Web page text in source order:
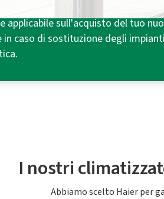
Conto Termico 3.0⁴, previsto dal
applicabile sull'acquisto del tuo
caso di sostituzione degli
I nostri
Abbiamo scelto Haier per